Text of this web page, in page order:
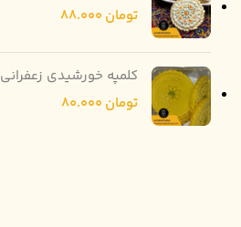
تومان
کلمپه خورشیدی زعفرانی
تومان